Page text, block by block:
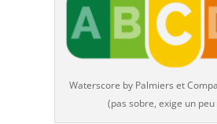
Waterscore by Palmiers et
(pas sobre, exige un peu